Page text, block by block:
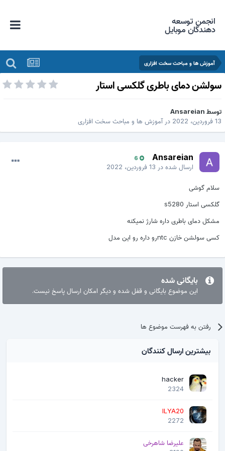
انجمن توسعه
دهندگان موبایل
آموزش ها و مباحث سخت افزاری
دمای باطری گلکسی استار
Ansareian
2022
درآموزش ها و مباحث سخت افزاری
Ansareian
6
ارسال شده در13 فروردین، 2022
سلام گوشی
گلکسی استار s5280
مشکل دمای باطری داره شارژ نمیکنه
کسی سولشن خازن ntcرو داره رو این مدل
بایگانی شده
این موضوع بایگانی و قفل شده و دیگر امکان ارسال پاسخ نیست.
رفتن به فهرست موضوع ها
بیشترین ارسال کنندگان
hacker
2324
ILYA20
2272
علیرضا شاهرخی